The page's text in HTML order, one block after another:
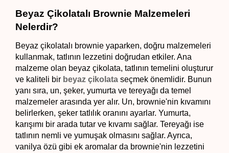
Beyaz Çikolatalı Brownie Malzemeleri
Nelerdir?
Beyaz çikolatalı brownie yaparken, doğru malzemeleri
kullanmak, tatlının lezzetini doğrudan etkiler. Ana
malzeme olan beyaz çikolata, tatlının temelini oluşturur
ve kaliteli bir beyaz çikolata seçmek önemlidir. Bunun
yanı sıra, un, şeker, yumurta ve tereyağı da temel
malzemeler arasında yer alır. Un, brownie'nin kıvamını
belirlerken, şeker tatlılık oranını ayarlar. Yumurta,
karışımı bir arada tutar ve kıvamı sağlar. Tereyağı ise
tatlının nemli ve yumuşak olmasını sağlar. Ayrıca,
vanilya özü gibi ek aromalar da brownie'nin lezzetini